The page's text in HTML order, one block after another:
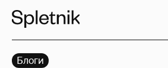
Блоги